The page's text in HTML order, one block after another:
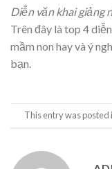
Diễn văn khai giảng
Trên đây là top 4
mầm non hay và ý
bạn.
This entry was posted